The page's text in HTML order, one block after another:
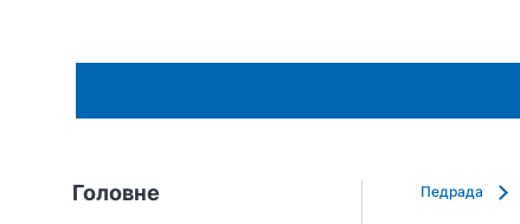
Головне Педрада